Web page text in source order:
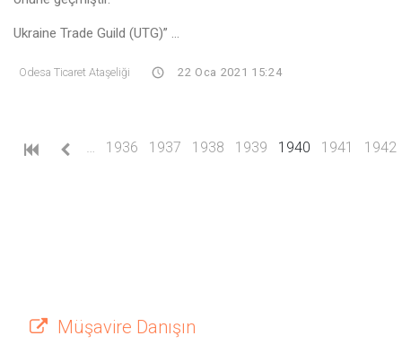
Ukraine Trade Guild (UTG)” ...
Odesa Ticaret Ataşeliği 22 Oca 2021 15:24
1936 1937 1938 1939 1940 (current)
1941 1942
Müşavire Danışın